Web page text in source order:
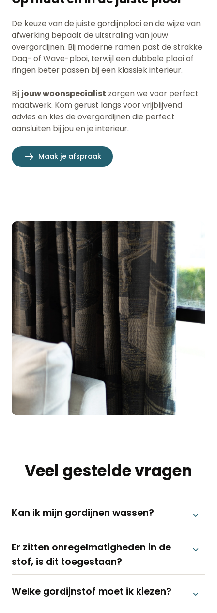
De keuze van de juiste gordijnplooi en de wijze van
afwerking bepaalt de uitstraling van jouw
overgordijnen. Bij moderne ramen past de strakke
Daq- of Wave-plooi, terwijl een dubbele plooi of
ringen beter passen bij een klassiek interieur.
Bij jouw woonspecialist zorgen we voor perfect
maatwerk. Kom gerust langs voor vrijblijvend
advies en kies de overgordijnen die perfect
aansluiten bij jou en je interieur.
Maak je afspraak
Veel gestelde vragen
Kan ik mijn gordijnen wassen?
Er zitten onregelmatigheden in de
stof, is dit toegestaan?
Welke gordijnstof moet ik kiezen?